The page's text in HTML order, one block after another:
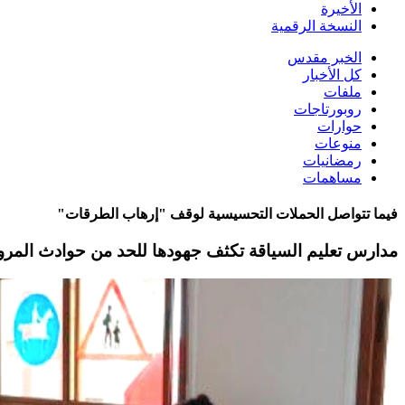
الأخيرة
النسخة الرقمية
الخبر مقدس
كل الأخبار
ملفات
روبورتاجات
حوارات
منوعات
رمضانيات
مساهمات
فيما تتواصل الحملات التحسيسية لوقف "إرهاب الطرقات"
مدارس تعليم السياقة تكثف جهودها للحد من حوادث